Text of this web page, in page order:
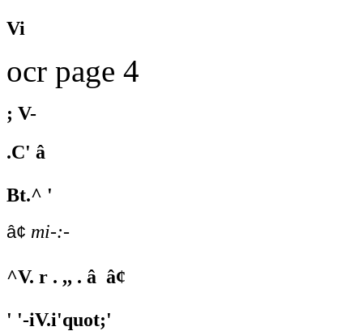
Vi
ocr page 4
; V-
.C' â
Bt.^ '
â¢ mi-:-
^V. r . ,, . â â¢
' '-iV.i'quot;'